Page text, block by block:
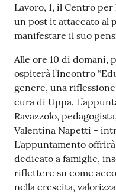
Lavoro, 1, il Centro
un post it attaccato al
manifestare il suo
Alle ore 10 di domani,
ospiterà l’incontro
genere, una
cura di Uppa.
Ravazzolo,
Valentina Napetti -
L'appuntamento
dedicato a famiglie,
riflettere su come
nella crescita,